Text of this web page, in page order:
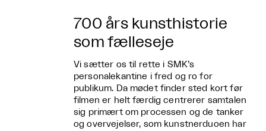
700 års kunsthistorie
som fælleseje
Vi sætter os til rette i SMK’s
personalekantine i fred og ro for
publikum. Da mødet finder sted kort før
filmen er helt færdig centrerer samtalen
sig primært om processen og de tanker
og overvejelser, som kunstnerduoen har